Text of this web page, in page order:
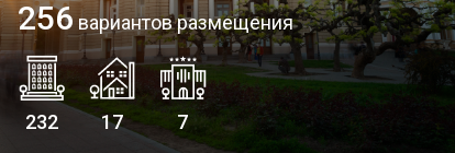
256 вариантов размещения
232 17 7